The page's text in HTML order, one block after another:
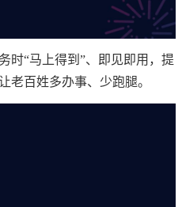
时“马上得到”、即见即用，提
老百姓多办事、少跑腿。